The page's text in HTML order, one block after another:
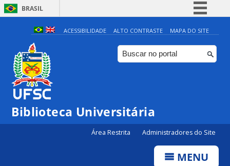
BRASIL
Simplifique!
Comunica BR
Participe
Canais
ACESSIBILIDADE ALTO CONTRASTE MAPA DO SITE
Biblioteca Universitária
Área Restrita Administradores do Site
MENU